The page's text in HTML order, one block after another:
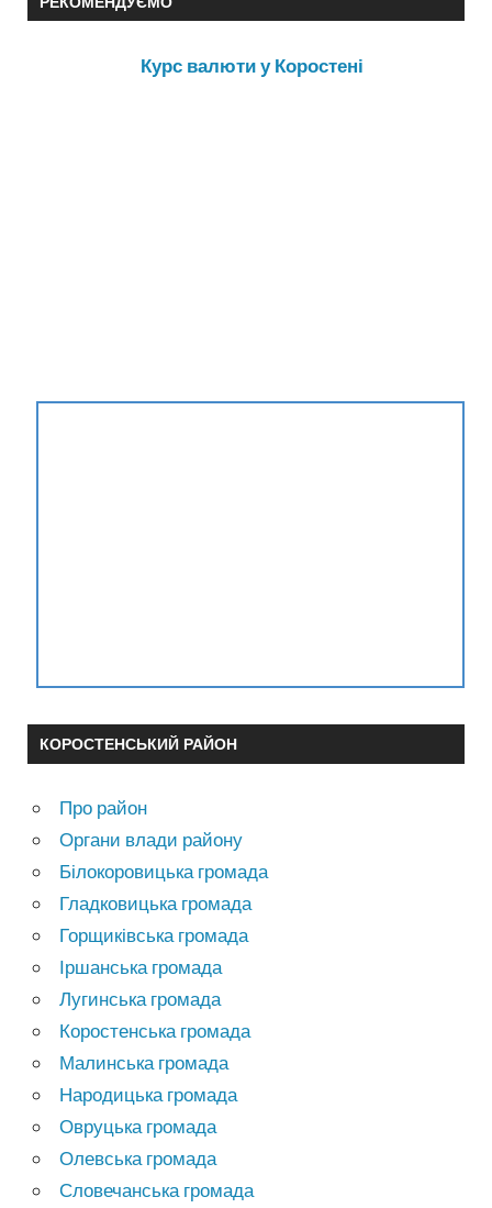
Курс валюти у Коростені
КОРОСТЕНСЬКИЙ РАЙОН
Про район
Органи влади району
Білокоровицька громада
Гладковицька громада
Горщиківська громада
Іршанська громада
Лугинська громада
Коростенська громада
Малинська громада
Народицька громада
Овруцька громада
Олевська громада
Словечанська громада